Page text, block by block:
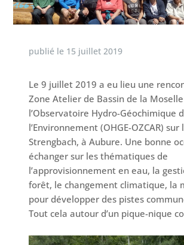
publié le 15 juillet 2019
Le 9 juillet 2019 a eu lieu une
Zone Atelier de Bassin de la
l’Observatoire Hydro-Géochimique
l’Environnement (OHGE-OZCAR)
Strengbach, à Aubure. Une bonne
échanger sur les thématiques de
l’approvisionnement en eau, la
forêt, le changement climatique, la
pour développer des pistes
Tout cela autour d’un pique-nique